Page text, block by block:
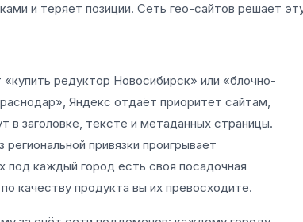
и теряет позиции. Сеть гео-сайтов решает
редуктор Новосибирск» или «блочно-
Яндекс отдаёт приоритет сайтам,
в заголовке, тексте и метаданных страницы.
региональной привязки проигрывает
под каждый город есть своя посадочная
качеству продукта вы их превосходите.